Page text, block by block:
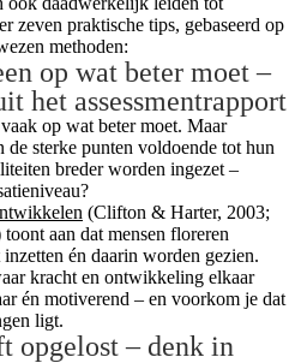
zeven praktische tips, gebaseerd op
methoden:
op wat beter moet –
het assessmentrapport
op wat beter moet. Maar
sterke punten voldoende tot hun
breder worden ingezet –
(Clifton & Harter, 2003;
aan dat mensen floreren
én daarin worden gezien.
kracht en ontwikkeling elkaar
én motiverend – en voorkom je dat
ligt.
opgelost – denk in